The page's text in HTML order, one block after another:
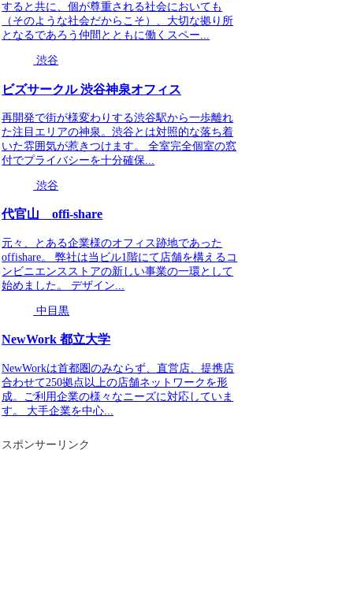
すると共に、個が尊重される社会においても
（そのような社会だからこそ）、大切な拠り所
となるであろう仲間とともに働くスペー...
渋谷
ビズサークル 渋谷神泉オフィス
再開発で街が様変わりする渋谷駅から一歩離れ
た注目エリアの神泉。渋谷とは対照的な落ち着
いた雰囲気が惹きつけます。 全室完全個室の窓
付でプライバシーを十分確保...
渋谷
代官山 offi-share
元々、とある企業様のオフィス跡地であった
offishare。 弊社は当ビル1階にて店舗を構えるコ
ンビニエンスストアの新しい事業の一環として
始めました。 デザイン...
中目黒
NewWork 都立大学
NewWorkは首都圏のみならず、直営店、提携店
合わせて250拠点以上の店舗ネットワークを形
成。ご利用企業の様々なニーズに対応していま
す。 大手企業を中心...
スポンサーリンク